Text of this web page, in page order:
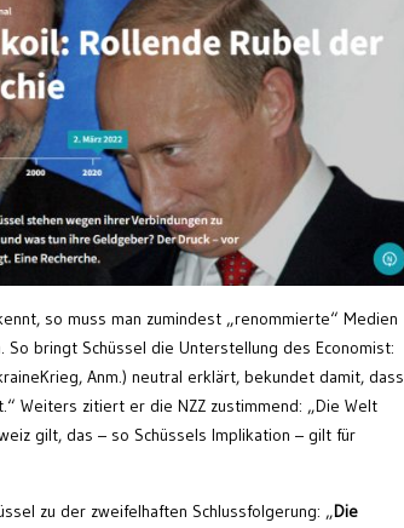
so muss man zumindest „renommierte“ Medien
bringt Schüssel die Unterstellung des Economist:
Anm.) neutral erklärt, bekundet damit, dass
Weiters zitiert er die NZZ zustimmend: „Die Welt
gilt, das – so Schüssels Implikation – gilt für
zu der zweifelhaften Schlussfolgerung: „Die